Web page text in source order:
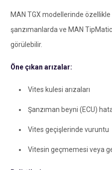
MAN TGX modellerinde
şanzımanlarda ve MAN
görülebilir.
Öne çıkan arızalar:
Vites kulesi arızaları
Şanzıman beyni (ECU)
Vites geçişlerinde vuruntu
Vitesin geçmemesi veya